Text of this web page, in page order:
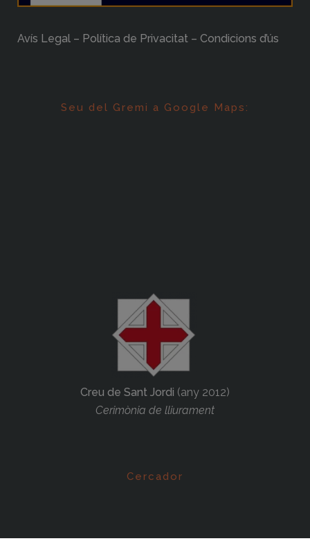
Avís Legal – Política de Privacitat – Condicions d’ús
Seu del Gremi a Google Maps:
Creu de Sant Jordi (any 2012)
Cerimònia de lliurament
Cercador